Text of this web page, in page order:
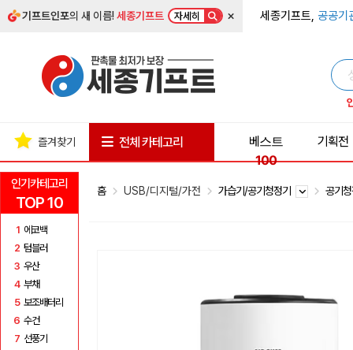
기프트인포의 새 이름!세종기프트 자세히 × 세종기프트, 공공기
인기카테고리
TOP 10
1 에코백
2 텀블러
3 우산
4 부채
5 보조배터리
6 수건
7 선풍기
즐겨찾기 전체 카테고리
베스트
100
기획전
홈 USB/디지털/가전 가습기/공기청정기 공기